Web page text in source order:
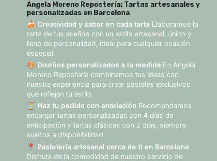
Angela Moreno Repostería: Tartas artesanales y
personalizadas en Barcelona
🍰 Creatividad y sabor en cada tarta Elaboramos la
tarta de tus sueños con un estilo artesanal, único y
lleno de personalidad, ideal para cualquier ocasión
especial.
🎨 Diseños personalizados a tu medida En Angela
Moreno Repostería combinamos tus ideas con
nuestra experiencia para crear pasteles exclusivos
que reflejan tu estilo.
⏳ Haz tu pedido con antelación Recomendamos
encargar tartas personalizadas con 4 días de
anticipación y tartas clásicas con 2 días, siempre
sujetos a disponibilidad.
📍 Pastelería artesanal cerca de ti en Barcelona
Disfruta de la comodidad de nuestro servicio de